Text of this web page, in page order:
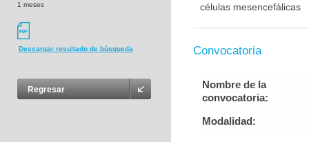
1 meses
Descargar resultado de búsqueda
Regresar
células mesencefálicas
Convocatoria
Nombre de la
convocatoria:
Modalidad: